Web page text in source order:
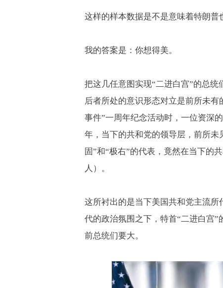
这样的样本数据是不是意味着特朗普
我的答案是：你想得美。
把这几任意图实现“二进白宫”的总
后者所处的意识形态对立是前所未有
事件”一周年纪念活动时，一位资深
年，当下的共和党的领导层，前所未
固”和“极右”的代表，竟然在当下的
人）。
这所衬出的是当下美国共和党主流所
代的政治氛围之下，特首“二进白宫
前总统们要大。